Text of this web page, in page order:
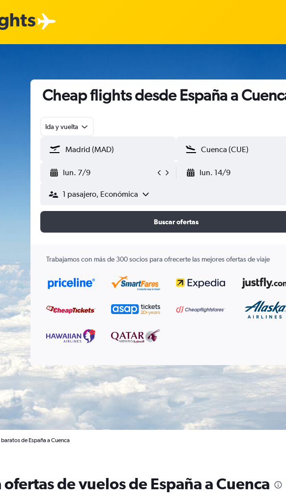
Cheap flights desde España a
Ida y vuelta
lun. 7/9 lun. 14/9
1 pasajero, Económica
Buscar ofertas
Trabajamos con más de 300 socios para ofrecerte las mejores ofertas de viaje
de España a Cuenca
de vuelos de España a Cuenca